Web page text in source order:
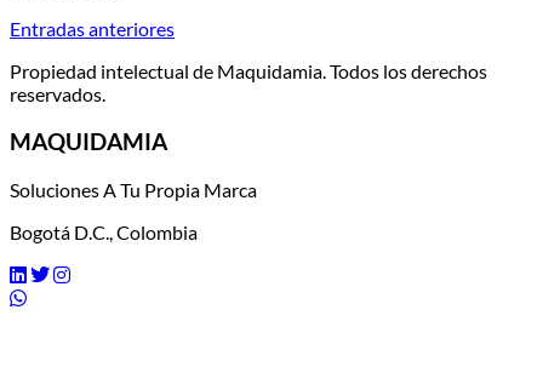
Entradas anteriores
Propiedad intelectual de Maquidamia. Todos los derechos
reservados.
MAQUIDAMIA
Soluciones A Tu Propia Marca
Bogotá D.C., Colombia